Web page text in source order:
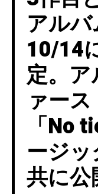
アル
10/14
定。
ァー
「No
ージ
共に公